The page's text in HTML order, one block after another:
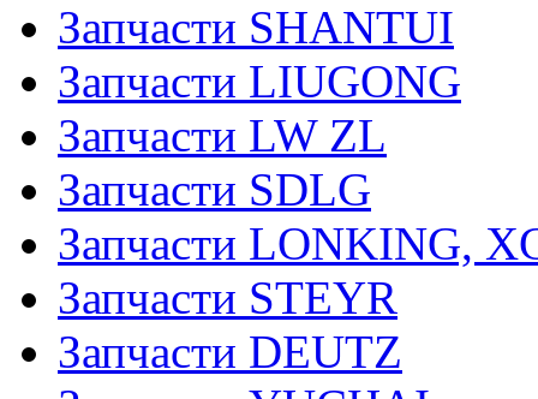
Запчасти SHANTUI
Запчасти LIUGONG
Запчасти LW ZL
Запчасти SDLG
Запчасти LONKING,
Запчасти STEYR
Запчасти DEUTZ